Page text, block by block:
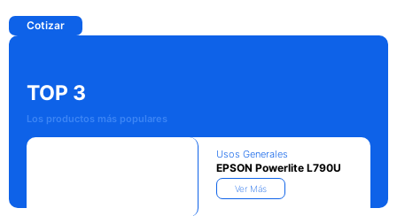
Cotizar
TOP 3
Los productos más populares
Usos Generales
EPSON Powerlite L790U
Ver Más